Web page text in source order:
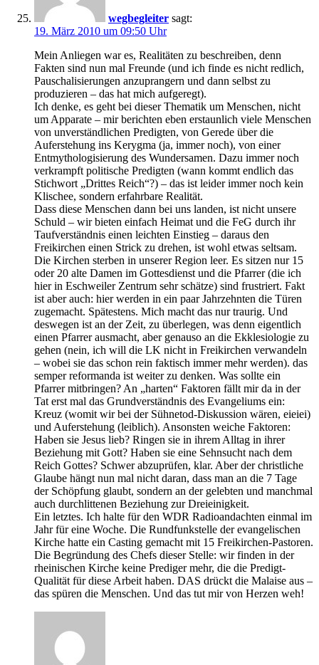
wegbegleiter sagt:
19. März 2010 um 09:50 Uhr
Mein Anliegen war es, Realitäten zu beschreiben, denn
Fakten sind nun mal Freunde (und ich finde es nicht redlich,
Pauschalisierungen anzuprangern und dann selbst zu
produzieren – das hat mich aufgeregt).
Ich denke, es geht bei dieser Thematik um Menschen, nicht
um Apparate – mir berichten eben erstaunlich viele Menschen
von unverständlichen Predigten, von Gerede über die
Auferstehung ins Kerygma (ja, immer noch), von einer
Entmythologisierung des Wundersamen. Dazu immer noch
verkrampft politische Predigten (wann kommt endlich das
Stichwort „Drittes Reich“?) – das ist leider immer noch kein
Klischee, sondern erfahrbare Realität.
Dass diese Menschen dann bei uns landen, ist nicht unsere
Schuld – wir bieten einfach Heimat und die FeG durch ihr
Taufverständnis einen leichten Einstieg – daraus den
Freikirchen einen Strick zu drehen, ist wohl etwas seltsam.
Die Kirchen sterben in unserer Region leer. Es sitzen nur 15
oder 20 alte Damen im Gottesdienst und die Pfarrer (die ich
hier in Eschweiler Zentrum sehr schätze) sind frustriert. Fakt
ist aber auch: hier werden in ein paar Jahrzehnten die Türen
zugemacht. Spätestens. Mich macht das nur traurig. Und
deswegen ist an der Zeit, zu überlegen, was denn eigentlich
einen Pfarrer ausmacht, aber genauso an die Ekklesiologie zu
gehen (nein, ich will die LK nicht in Freikirchen verwandeln
– wobei sie das schon rein faktisch immer mehr werden). das
semper reformanda ist weiter zu denken. Was sollte ein
Pfarrer mitbringen? An „harten“ Faktoren fällt mir da in der
Tat erst mal das Grundverständnis des Evangeliums ein:
Kreuz (womit wir bei der Sühnetod-Diskussion wären, eieiei)
und Auferstehung (leiblich). Ansonsten weiche Faktoren:
Haben sie Jesus lieb? Ringen sie in ihrem Alltag in ihrer
Beziehung mit Gott? Haben sie eine Sehnsucht nach dem
Reich Gottes? Schwer abzuprüfen, klar. Aber der christliche
Glaube hängt nun mal nicht daran, dass man an die 7 Tage
der Schöpfung glaubt, sondern an der gelebten und manchmal
auch durchlittenen Beziehung zur Dreieinigkeit.
Ein letztes. Ich halte für den WDR Radioandachten einmal im
Jahr für eine Woche. Die Rundfunkstelle der evangelischen
Kirche hatte ein Casting gemacht mit 15 Freikirchen-Pastoren.
Die Begründung des Chefs dieser Stelle: wir finden in der
rheinischen Kirche keine Prediger mehr, die die Predigt-
Qualität für diese Arbeit haben. DAS drückt die Malaise aus –
das spüren die Menschen. Und das tut mir von Herzen weh!